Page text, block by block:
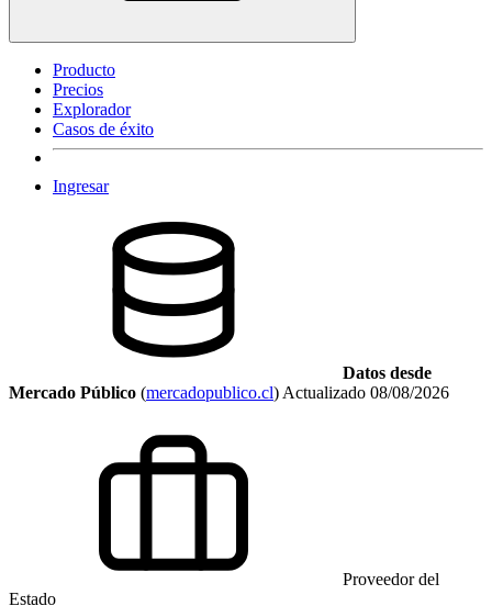
Producto
Precios
Explorador
Casos de éxito
Ingresar
Datos desde
Mercado Público (mercadopublico.cl) Actualizado 08/08/2026
Proveedor del
Estado